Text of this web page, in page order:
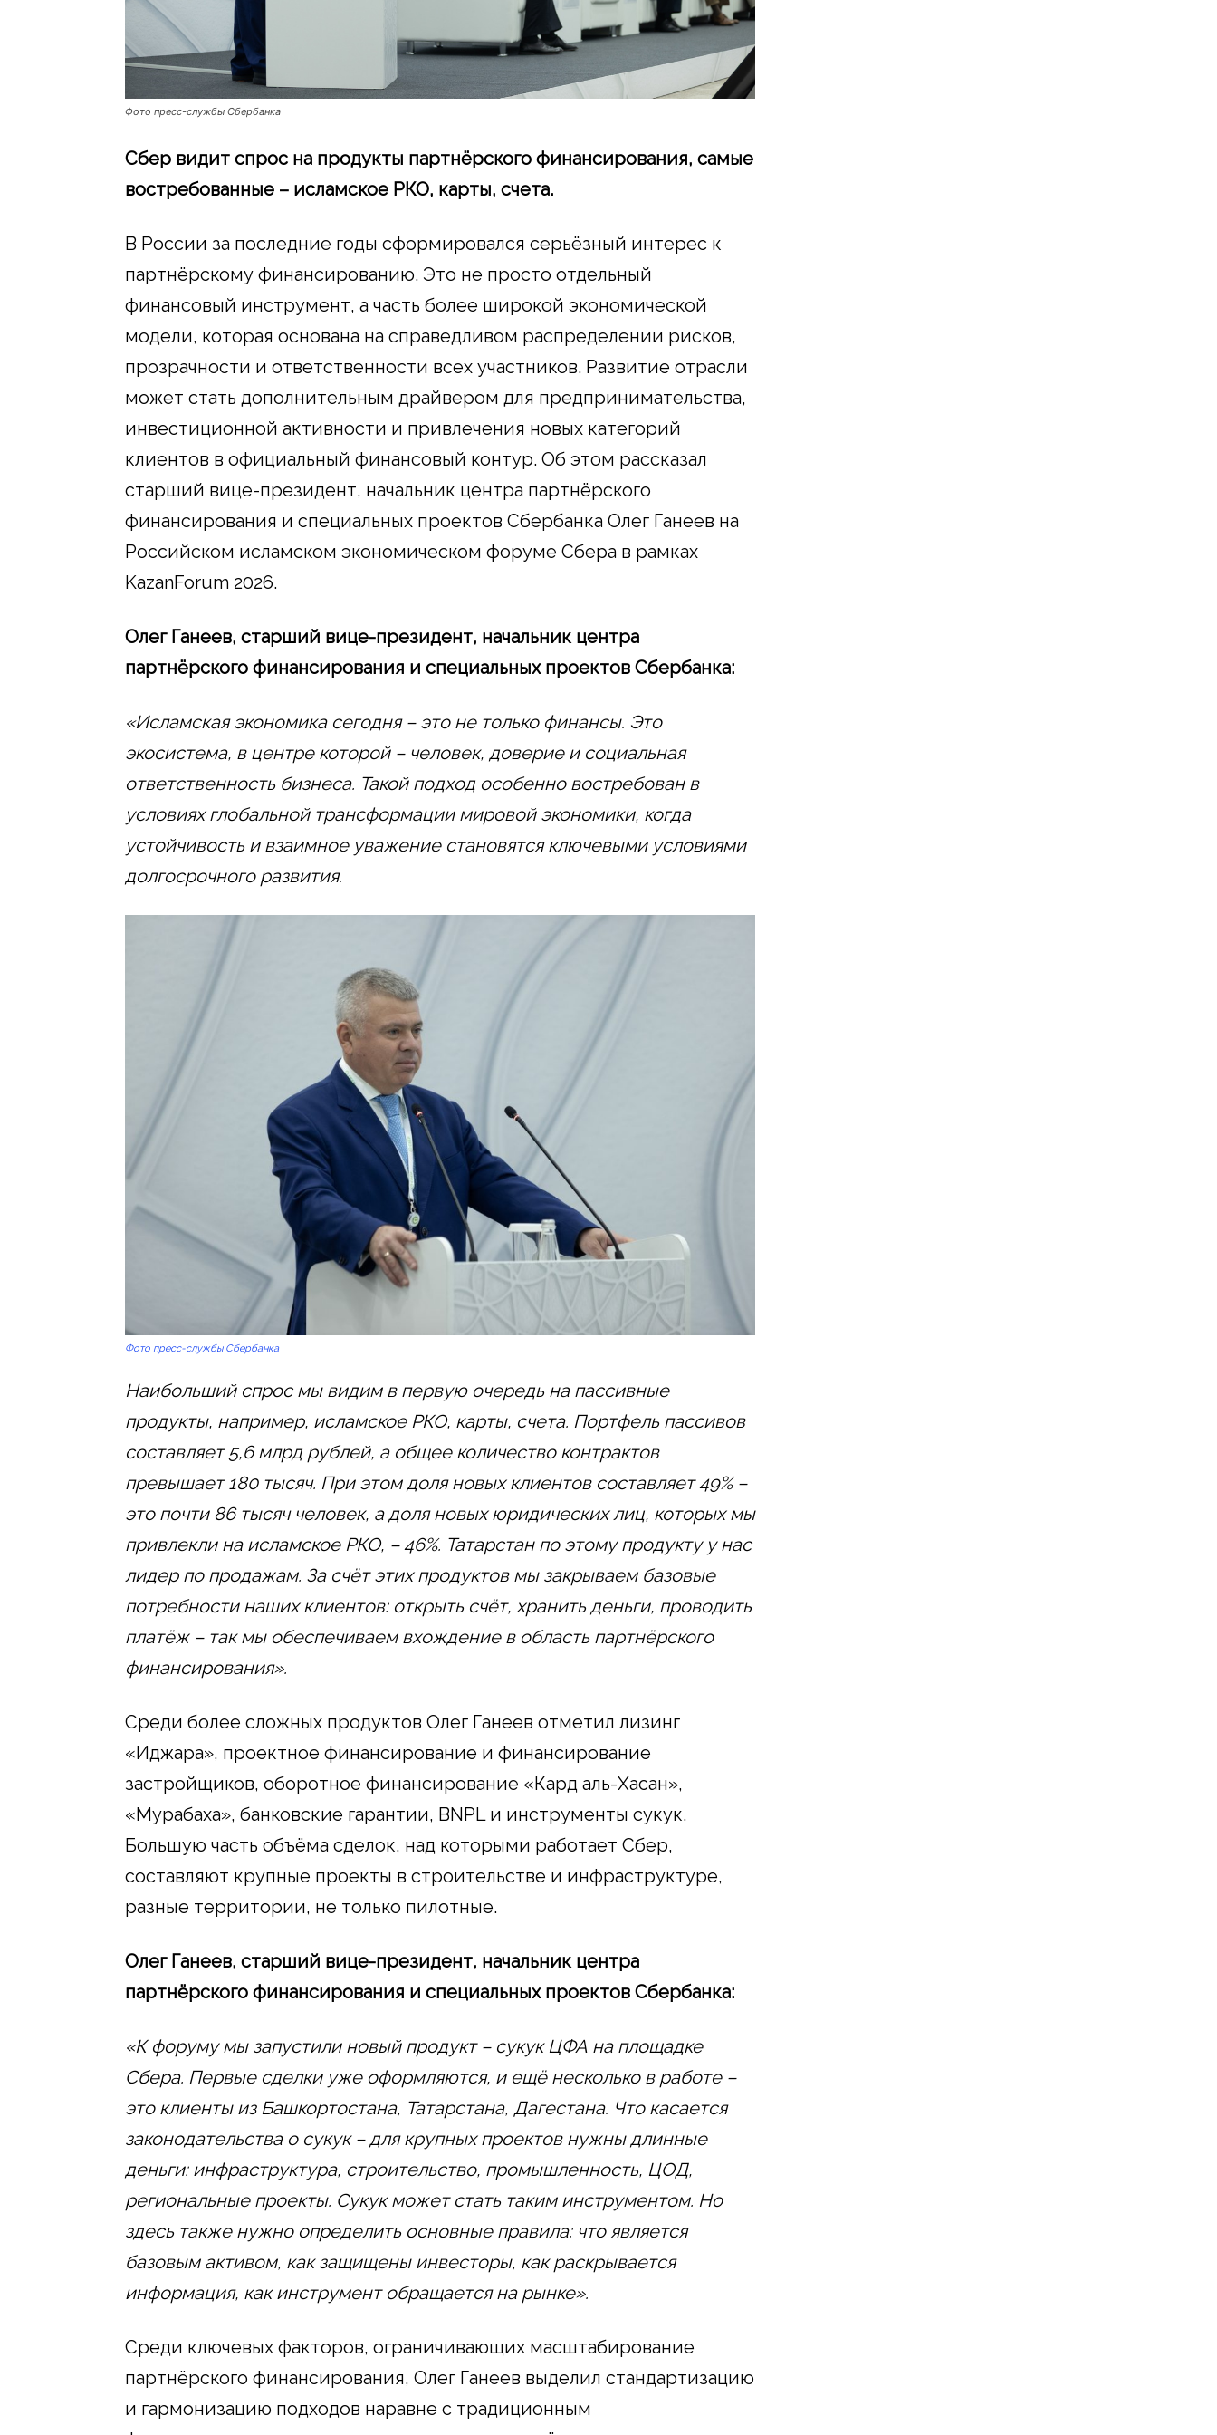
Фото пресс-службы Сбербанка
Сбер видит спрос на продукты партнёрского финансирования, самые
востребованные – исламское РКО, карты, счета.
В России за последние годы сформировался серьёзный интерес к
партнёрскому финансированию. Это не просто отдельный
финансовый инструмент, а часть более широкой экономической
модели, которая основана на справедливом распределении рисков,
прозрачности и ответственности всех участников. Развитие отрасли
может стать дополнительным драйвером для предпринимательства,
инвестиционной активности и привлечения новых категорий
клиентов в официальный финансовый контур. Об этом рассказал
старший вице-президент, начальник центра партнёрского
финансирования и специальных проектов Сбербанка Олег Ганеев на
Российском исламском экономическом форуме Сбера в рамках
KazanForum 2026.
Олег Ганеев, старший вице-президент, начальник центра
партнёрского финансирования и специальных проектов Сбербанка:
«Исламская экономика сегодня – это не только финансы. Это
экосистема, в центре которой – человек, доверие и социальная
ответственность бизнеса. Такой подход особенно востребован в
условиях глобальной трансформации мировой экономики, когда
устойчивость и взаимное уважение становятся ключевыми условиями
долгосрочного развития.
Фото пресс-службы Сбербанка
Наибольший спрос мы видим в первую очередь на пассивные
продукты, например, исламское РКО, карты, счета. Портфель пассивов
составляет 5,6 млрд рублей, а общее количество контрактов
превышает 180 тысяч. При этом доля новых клиентов составляет 49% –
это почти 86 тысяч человек, а доля новых юридических лиц, которых мы
привлекли на исламское РКО, – 46%. Татарстан по этому продукту у нас
лидер по продажам. За счёт этих продуктов мы закрываем базовые
потребности наших клиентов: открыть счёт, хранить деньги, проводить
платёж – так мы обеспечиваем вхождение в область партнёрского
финансирования».
Среди более сложных продуктов Олег Ганеев отметил лизинг
«Иджара», проектное финансирование и финансирование
застройщиков, оборотное финансирование «Кард аль-Хасан»,
«Мурабаха», банковские гарантии, BNPL и инструменты сукук.
Большую часть объёма сделок, над которыми работает Сбер,
составляют крупные проекты в строительстве и инфраструктуре,
разные территории, не только пилотные.
Олег Ганеев, старший вице-президент, начальник центра
партнёрского финансирования и специальных проектов Сбербанка:
«К форуму мы запустили новый продукт – сукук ЦФА на площадке
Сбера. Первые сделки уже оформляются, и ещё несколько в работе –
это клиенты из Башкортостана, Татарстана, Дагестана. Что касается
законодательства о сукук – для крупных проектов нужны длинные
деньги: инфраструктура, строительство, промышленность, ЦОД,
региональные проекты. Сукук может стать таким инструментом. Но
здесь также нужно определить основные правила: что является
базовым активом, как защищены инвесторы, как раскрывается
информация, как инструмент обращается на рынке».
Среди ключевых факторов, ограничивающих масштабирование
партнёрского финансирования, Олег Ганеев выделил стандартизацию
и гармонизацию подходов наравне с традиционным